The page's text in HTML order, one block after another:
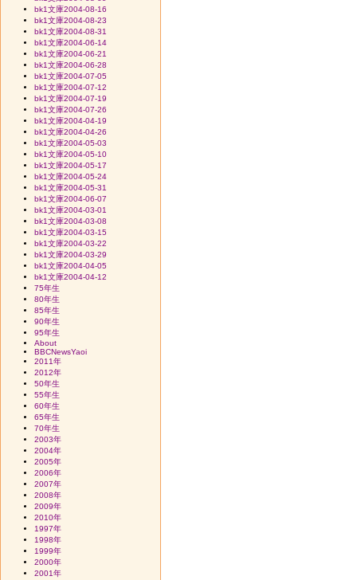
bk1文庫2004-08-16
bk1文庫2004-08-23
bk1文庫2004-08-31
bk1文庫2004-06-14
bk1文庫2004-06-21
bk1文庫2004-06-28
bk1文庫2004-07-05
bk1文庫2004-07-12
bk1文庫2004-07-19
bk1文庫2004-07-26
bk1文庫2004-04-19
bk1文庫2004-04-26
bk1文庫2004-05-03
bk1文庫2004-05-10
bk1文庫2004-05-17
bk1文庫2004-05-24
bk1文庫2004-05-31
bk1文庫2004-06-07
bk1文庫2004-03-01
bk1文庫2004-03-08
bk1文庫2004-03-15
bk1文庫2004-03-22
bk1文庫2004-03-29
bk1文庫2004-04-05
bk1文庫2004-04-12
75年生
80年生
85年生
90年生
95年生
About
BBCNewsYaoi
2011年
2012年
50年生
55年生
60年生
65年生
70年生
2003年
2004年
2005年
2006年
2007年
2008年
2009年
2010年
1997年
1998年
1999年
2000年
2001年